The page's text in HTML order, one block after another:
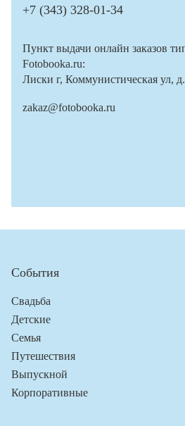
+7 (343) 328-01-34
Пункт выдачи онлайн заказов
Fotobooka.ru:
Лиски г, Коммунистическая ул,
zakaz@fotobooka.ru
События
Свадьба
Детские
Семья
Путешествия
Выпускной
Корпоративные